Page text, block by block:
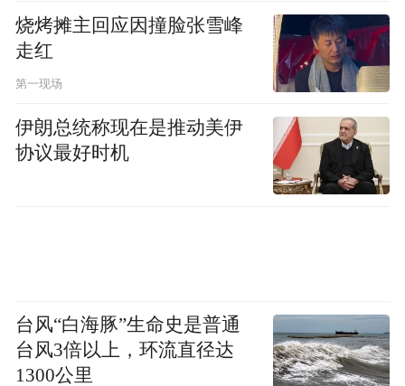
烧烤摊主回应因撞脸张雪峰
走红
第一现场
伊朗总统称现在是推动美伊
协议最好时机
台风“白海豚”生命史是普通
台风3倍以上，环流直径达
1300公里